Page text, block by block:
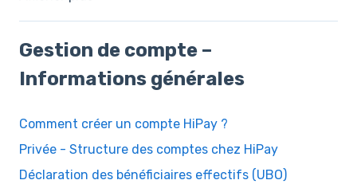
Gestion de compte –
Informations générales
Comment créer un compte HiPay ?
Privée - Structure des comptes chez HiPay
Déclaration des bénéficiaires effectifs (UBO)